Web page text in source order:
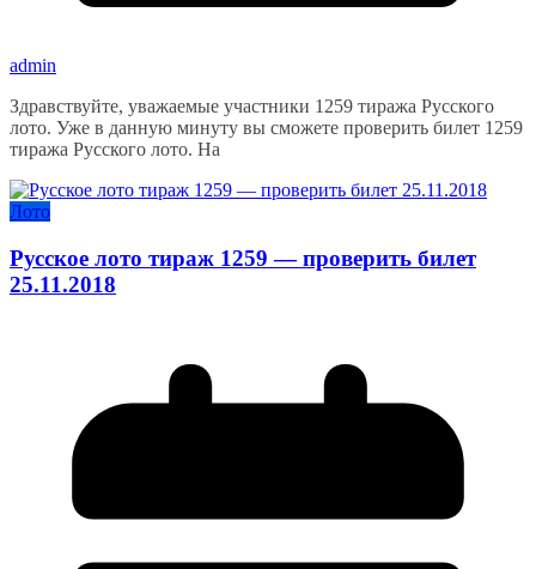
admin
Здравствуйте, уважаемые участники 1259 тиража Русского
лото. Уже в данную минуту вы сможете проверить билет 1259
тиража Русского лото. На
Лото
Русское лото тираж 1259 — проверить билет
25.11.2018